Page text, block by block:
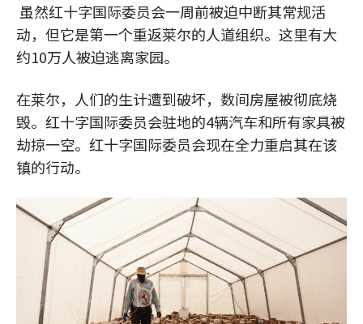
虽然红十字国际委员会一周前被迫中断其常规活
动，但它是第一个重返莱尔的人道组织。这里有大
约10万人被迫逃离家园。
在莱尔，人们的生计遭到破坏，数间房屋被彻底烧
毁。红十字国际委员会驻地的4辆汽车和所有家具被
劫掠一空。红十字国际委员会现在全力重启其在该
镇的行动。